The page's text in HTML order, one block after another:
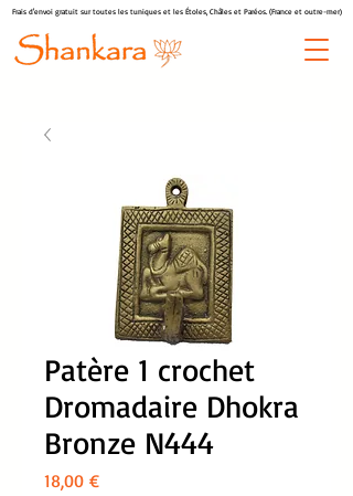
Frais d'envoi gratuit sur toutes les tuniques et les Étoles, Châles et Paréos. (France et outre-mer)
Patère 1 crochet
Dromadaire Dhokra
Bronze N444
18,00 €Prix